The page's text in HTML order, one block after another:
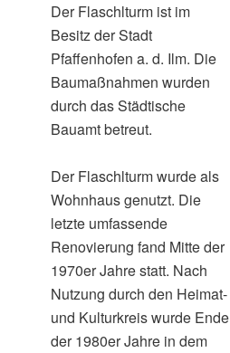
Der Flaschlturm ist im
Besitz der Stadt
Pfaffenhofen a. d. Ilm. Die
Baumaßnahmen wurden
durch das Städtische
Bauamt betreut.
Der Flaschlturm wurde als
Wohnhaus genutzt. Die
letzte umfassende
Renovierung fand Mitte der
1970er Jahre statt. Nach
Nutzung durch den Heimat-
und Kulturkreis wurde Ende
der 1980er Jahre in dem